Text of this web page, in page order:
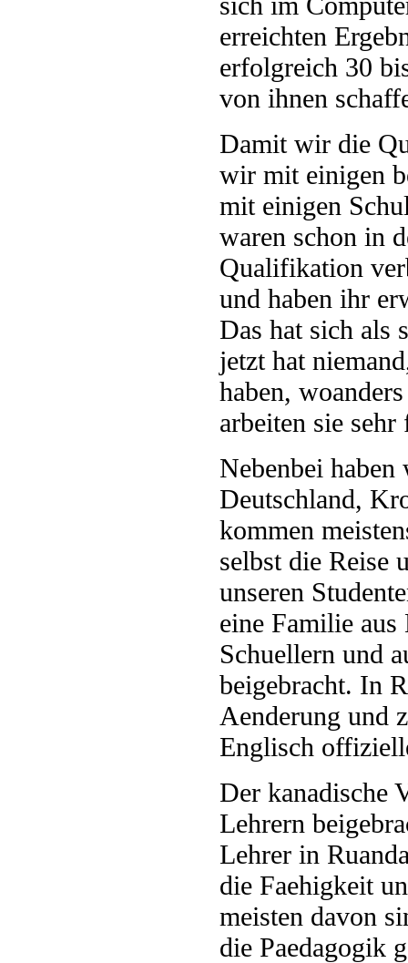
erreichten
erfolgreich 30
von ihnen
Damit wir die
wir mit einigen
mit einigen
waren schon in
Qualifikation
und haben ihr
Das hat sich als
jetzt hat
haben,
arbeiten sie
Nebenbei haben
Deutschland,
kommen
selbst die Reise
unseren
eine Familie aus
Schuellern und
beigebracht. In
Aenderung und
Englisch
Der kanadische
Lehrern
Lehrer in
die Faehigkeit
meisten davon
die Paedagogik